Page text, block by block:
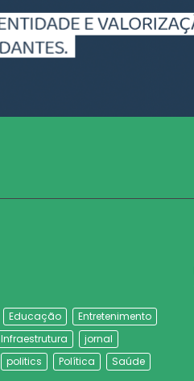
Educação
Entretenimento
Infraestrutura
jornal
politics Política
Saúde